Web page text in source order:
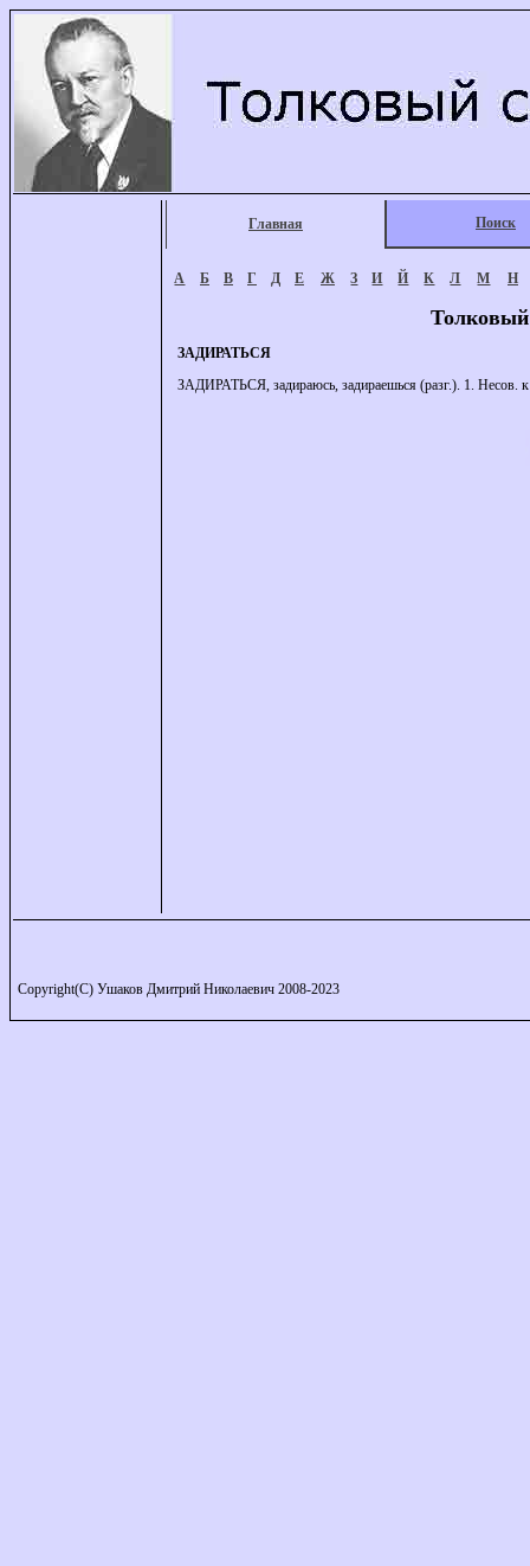
Главная Поиск
А Б В Г Д Е Ж З И Й К Л М Н
ЗАДИРАТЬСЯ
ЗАДИРАТЬСЯ, задираюсь, задираешься (разг.). 1. Несов. к
Copyright(C) Ушаков Дмитрий Николаевич 2008-2023